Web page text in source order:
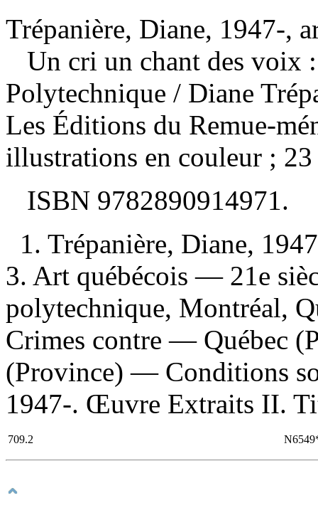
Trépanière, Diane, 1947-,
Un cri un chant des voix
Polytechnique / Diane
Les Éditions du Remue-
illustrations en couleur ;
ISBN 9782890914971.
1. Trépanière, Diane,
3. Art québécois — 21e
polytechnique, Montréal,
Crimes contre — Québec
(Province) — Conditions
1947-. Œuvre Extraits II.
709.2